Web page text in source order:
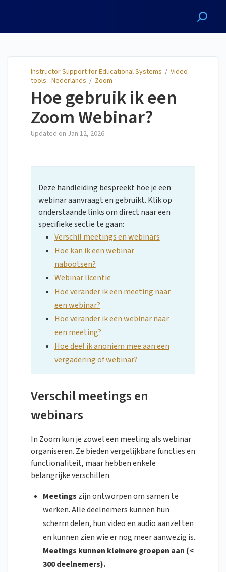
Instructor Support for Educational Systems / Video
tools - Nederlands / Zoom
Hoe gebruik ik een
Zoom Webinar?
Updated on Jan 12, 2026
Deze handleiding bespreekt hoe je een
webinar aanvraagt en gebruikt. Klik op
onderstaande links om direct naar een
specifieke sectie te gaan:
Verschil meetings en webinars
Hoe kan ik een webinar
nabootsen?
Webinar licentie
Hoe verander ik een meeting naar
een webinar?
Hoe verander ik een webinar naar
een meeting?
Hoe deel ik anoniem mee aan een
vergadering of webinar?
Verschil meetings en
webinars
In Zoom kun je zowel een meeting als webinar
organiseren. Ze bieden vergelijkbare functies en
functionaliteit, maar hebben enkele
belangrijke verschillen.
Meetings zijn ontworpen om samen te
werken. Alle deelnemers kunnen hun
scherm delen, hun video en audio aanzetten
en kunnen zien wie er nog meer aanwezig is.
Meetings kunnen kleinere groepen aan (<
300 deelnemers).